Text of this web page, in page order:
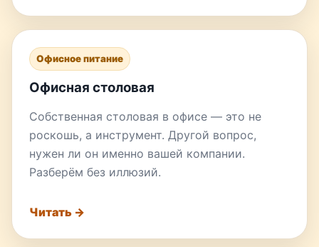
Офисное питание
Офисная столовая
Собственная столовая в офисе — это не
роскошь, а инструмент. Другой вопрос,
нужен ли он именно вашей компании.
Разберём без иллюзий.
Читать →